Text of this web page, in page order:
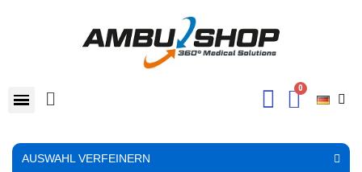
AUSWAHL VERFEINERN